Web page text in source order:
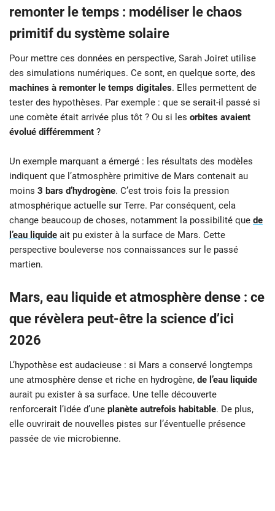
remonter le temps : modéliser le chaos
primitif du système solaire
Pour mettre ces données en perspective, Sarah Joiret utilise
des simulations numériques. Ce sont, en quelque sorte, des
machines à remonter le temps digitales. Elles permettent de
tester des hypothèses. Par exemple : que se serait-il passé si
une comète était arrivée plus tôt ? Ou si les orbites avaient
évolué différemment ?
Un exemple marquant a émergé : les résultats des modèles
indiquent que l’atmosphère primitive de Mars contenait au
moins 3 bars d’hydrogène. C’est trois fois la pression
atmosphérique actuelle sur Terre. Par conséquent, cela
change beaucoup de choses, notamment la possibilité que de
l’eau liquide ait pu exister à la surface de Mars. Cette
perspective bouleverse nos connaissances sur le passé
martien.
Mars, eau liquide et atmosphère dense : ce
que révèlera peut-être la science d’ici
2026
L’hypothèse est audacieuse : si Mars a conservé longtemps
une atmosphère dense et riche en hydrogène, de l’eau liquide
aurait pu exister à sa surface. Une telle découverte
renforcerait l’idée d’une planète autrefois habitable. De plus,
elle ouvrirait de nouvelles pistes sur l’éventuelle présence
passée de vie microbienne.